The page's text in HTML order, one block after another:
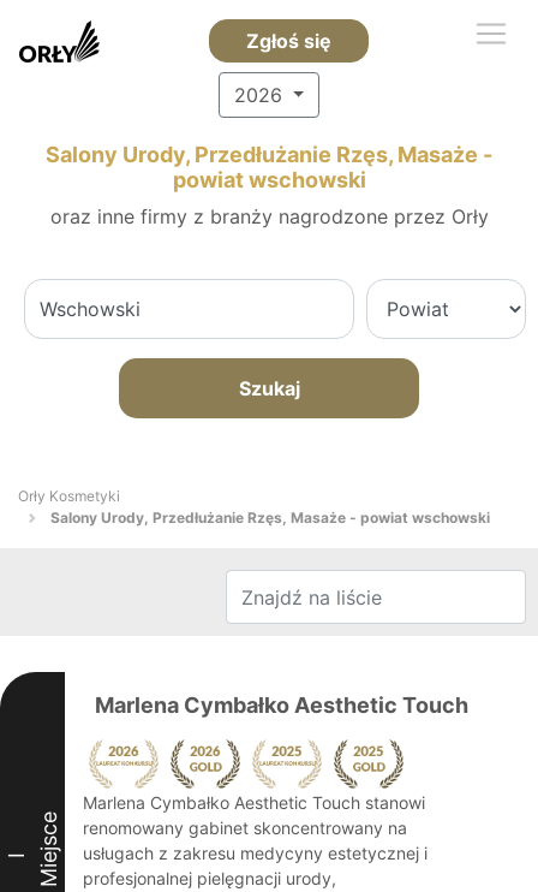
Zgłoś się
2026
Salony Urody, Przedłużanie Rzęs, Masaże -
powiat wschowski
oraz inne firmy z branży nagrodzone przez Orły
Szukaj
Orły Kosmetyki
Salony Urody, Przedłużanie Rzęs, Masaże - powiat wschowski
I Miejsce
Marlena Cymbałko Aesthetic Touch
Marlena Cymbałko Aesthetic Touch stanowi
renomowany gabinet skoncentrowany na
usługach z zakresu medycyny estetycznej i
profesjonalnej pielęgnacji urody,